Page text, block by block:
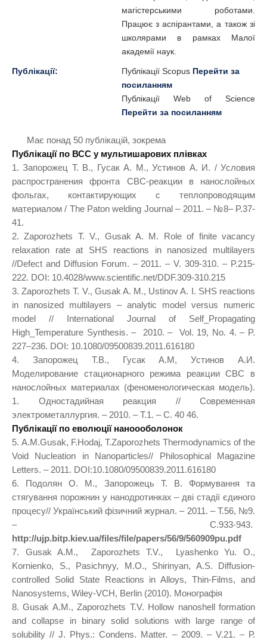
магістерськими роботами.
Працює з аспірантами, а також зі
школярами в рамках Малої
академії наук.
Публікації: Публікації Scopus Перейти за
посиланням
Публікації Web of Science
Перейти за посиланням
Має понад 50 публікацій, зокрема
Публікації по ВСС у мультишарових плівках
1. Запорожец Т. В., Гусак А. М., Устинов А. И. / Условия
распространения фронта СВС-реакции в нанослойных
фольгах, контактирующих с теплопроводящим
материалом / The Paton welding Journal – 2011. – №8– P.37-
41.
2. Zaporozhets T. V., Gusak A. M. Role of finite vacancy
relaxation rate at SHS reactions in nanosized multilayers
//Defect and Diffusion Forum. – 2011. – V. 309-310. – P.215-
222. DOI: 10.4028/www.scientific.net/DDF.309-310.215
3. Zaporozhets T. V., Gusak A. M., Ustinov A. I. SHS reactions
in nanosized multilayers – analytic model versus numeric
model // International Journal of Self_Propagating
High_Temperature Synthesis. – 2010. – Vol. 19, No. 4. – P.
227–236. DOI: 10.1080/09500839.2011.616180
4. Запорожец Т.В., Гусак А.М, Устинов А.И.
Моделирование стационарного режима реакции СВС в
нанослойных материалах (феноменологическая модель).
1. Одностадийная реакция // Современная
электрометаллургия. – 2010. – Т.1. – С. 40 46.
Публікації по еволюції наноооболонок
5. A.M.Gusak, F.Hodaj, T.Zaporozhets Thermodynamics of the
Void Nucleation in Nanoparticles// Philosophical Magazine
Letters. – 2011. DOI:10.1080/09500839.2011.616180
6. Подолян О. М., Запорожець Т. В. Формування та
стягування порожнин у нанодротинках – дві стадії єдиного
процесу// Український фізичний журнал. – 2011. – Т.56, №9.
– C.933-943.
http://ujp.bitp.kiev.ua/files/file/papers/56/9/560909pu.pdf
7. Gusak A.M., Zaporozhets T.V., Lyashenko Yu. O.,
Kornienko, S., Pasichnyy, M.O., Shirinyan, A.S. Diffusion-
controlled Solid State Reactions in Alloys, Thin-Films, and
Nanosystems, Wiley-VCH, Berlin (2010). Монографія
8. Gusak A.M., Zaporozhets T.V. Hollow nanoshell formation
and collapse in binary solid solutions with large range of
solubility // J. Phys.: Condens. Matter. – 2009. – V.21. – Р.